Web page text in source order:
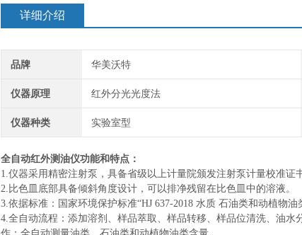
详细介绍
品牌 华美沃特
仪器原理 红外分光光度法
仪器种类 实验室型
全自动红外测油仪功能和特点：
1.仪器采用精密注射泵，具备省级以上计量院颁发注射泵计量校准证
2.比色皿底部具备倾斜角度设计，可以排净残留在比色皿中的溶液。
3.依据标准：国家环境保护标准“HJ 637-2018 水质 石油类和动植物油
4.全自动流程：添加溶剂、样品萃取、样品转移、样品位清洗、油